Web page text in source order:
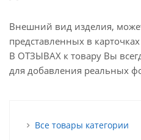
Внешний вид изделия,
представленных в
В ОТЗЫВАХ к товару Вы
для добавления реальных
Все товары категории